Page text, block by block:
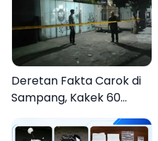
Deretan Fakta Carok di
Sampang, Kakek 60
Tahun Duel Melawan 2
Pria